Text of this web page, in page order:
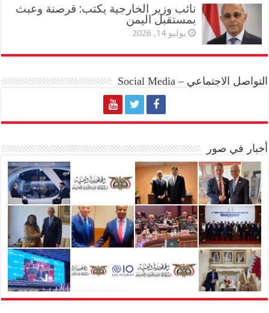
نائب وزير الخارجية يكتب: قرصنة وعبث
بمستقبل اليمن
يوليو 14, 2026
التواصل الاجتماعي – Social Media
أخبار في صور